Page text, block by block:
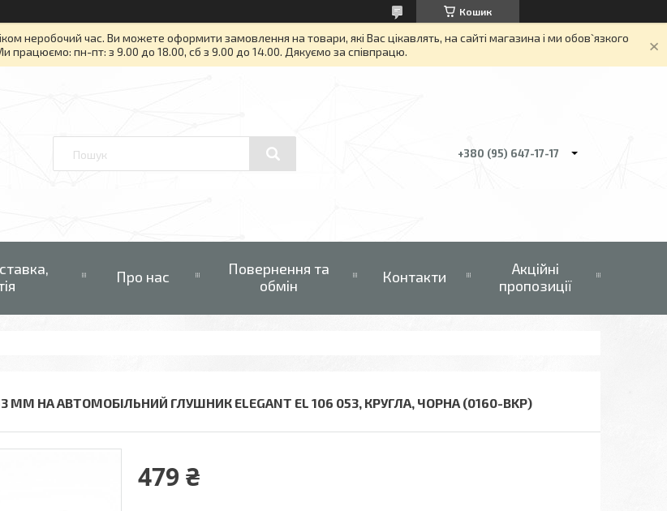
Кошик
неробочий час. Ви можете оформити замовлення на товари, які Вас цікавлять, на сайті магазина і ми обов`язкого
працюємо: пн-пт: з 9.00 до 18.00, сб з 9.00 до 14.00. Дякуємо за співпрацю.
+380 (95) 647-17-17
Про нас
Повернення та
обмін
Контакти
Акційні
пропозиції
ММ НА АВТОМОБІЛЬНИЙ ГЛУШНИК ELEGANT EL 106 053, КРУГЛА, ЧОРНА (0160-BKP)
479 ₴